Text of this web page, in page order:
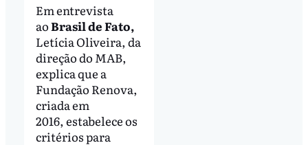
Em entrevista
aoBrasil de Fato,
Letícia Oliveira, da
direção do MAB,
explica que a
Fundação Renova,
criada em
2016, estabelece os
critérios para